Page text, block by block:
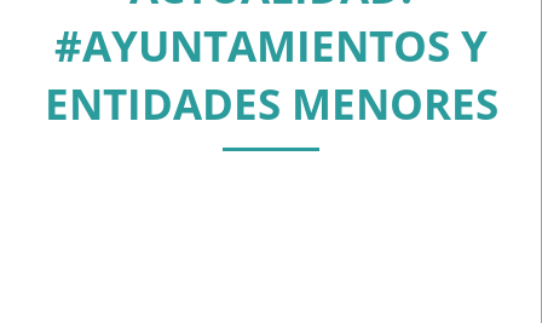
#AYUNTAMIENTOS Y
ENTIDADES MENORES